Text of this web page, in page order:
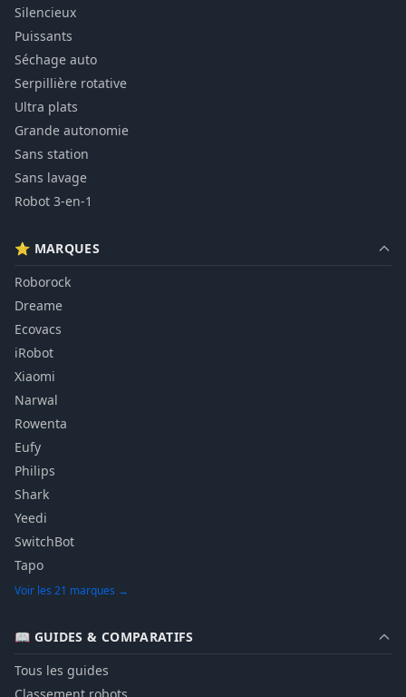
Silencieux
Puissants
Séchage auto
Serpillière rotative
Ultra plats
Grande autonomie
Sans station
Sans lavage
Robot 3-en-1
⭐ MARQUES
Roborock
Dreame
Ecovacs
iRobot
Xiaomi
Narwal
Rowenta
Eufy
Philips
Shark
Yeedi
SwitchBot
Tapo
Voir les 21 marques →
📖 GUIDES & COMPARATIFS
Tous les guides